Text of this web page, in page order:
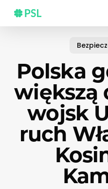
main
Polska
większą
wojsk
ruch